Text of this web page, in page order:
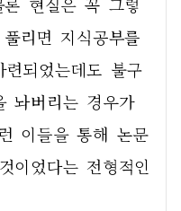
리면 지식공부를
되었는데도 불구
놔버리는 경우가
이들을 통해 논문
이었다는 전형적인